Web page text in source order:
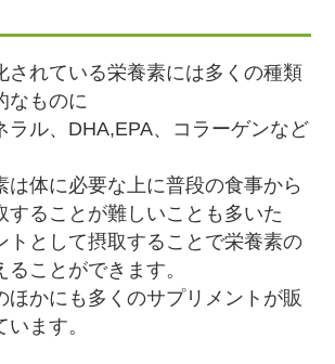
されている栄養素には多くの種類
なものに
ラル、DHA,EPA、コラーゲンなど
は体に必要な上に普段の食事から
することが難しいことも多いた
トとして摂取することで栄養素の
ことができます。
ほかにも多くのサプリメントが販
ます。